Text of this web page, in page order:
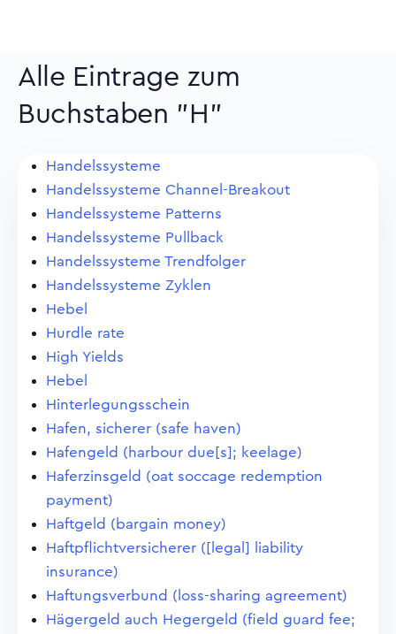
Alle Eintrage zum
Buchstaben "H"
Handelssysteme
Handelssysteme Channel-Breakout
Handelssysteme Patterns
Handelssysteme Pullback
Handelssysteme Trendfolger
Handelssysteme Zyklen
Hebel
Hurdle rate
High Yields
Hebel
Hinterlegungsschein
Hafen, sicherer (safe haven)
Hafengeld (harbour due[s]; keelage)
Haferzinsgeld (oat soccage redemption
payment)
Haftgeld (bargain money)
Haftpflichtversicherer ([legal] liability
insurance)
Haftungsverbund (loss-sharing agreement)
Hägergeld auch Hegergeld (field guard fee;